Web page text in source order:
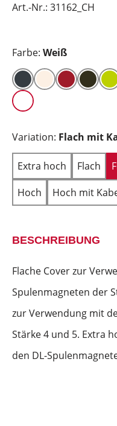
Art.-Nr.: 31162_CH
Farbe: Weiß
Variation: Flach mit
Extra hoch Flach
Hoch
Hoch mit
BESCHREIBUNG
Flache Cover zur
Spulenmagneten der
zur Verwendung mit
Stärke 4 und 5. Extra
den DL-